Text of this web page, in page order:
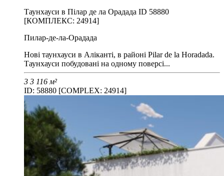
Таунхауси в Пілар де ла Орадада ID 58880
[КОМПЛЕКС: 24914]
Пилар-де-ла-Орадада
Нові таунхауси в Аліканті, в районі Pilar de la Horadada.
Таунхауси побудовані на одному поверсі...
3 3 116 м²
ID: 58880 [COMPLEX: 24914]